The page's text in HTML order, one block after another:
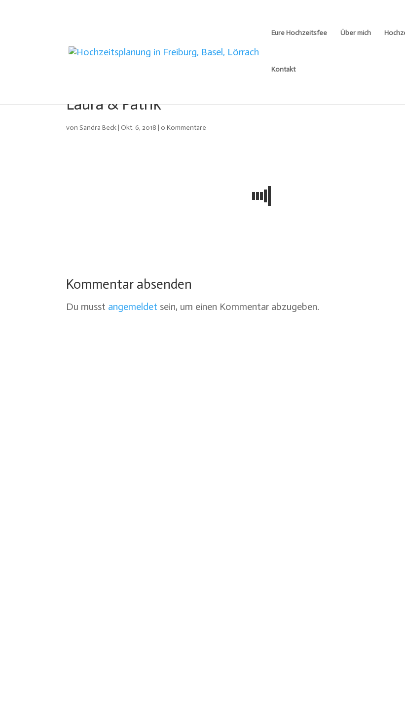
Eure Hochzeitsfee Über mich
Kontakt
Laura & Patrik
von Sandra Beck |Okt. 6, 2018 |0 Kommentare
Kommentar absenden
Du musst angemeldet sein, um einen Kommentar abzugeben.